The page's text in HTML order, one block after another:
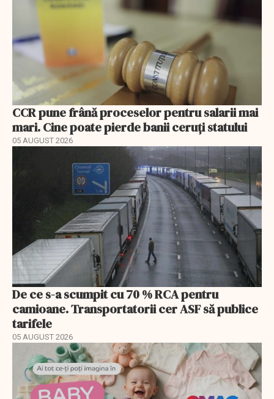
CCR pune frână proceselor pentru salarii mai
mari. Cine poate pierde banii ceruți statului
05 AUGUST 2026
De ce s-a scumpit cu 70 % RCA pentru
camioane. Transportatorii cer ASF să publice
tarifele
05 AUGUST 2026